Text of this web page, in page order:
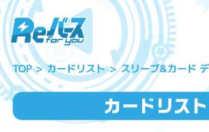
TOP カードリスト スリーブ&カード